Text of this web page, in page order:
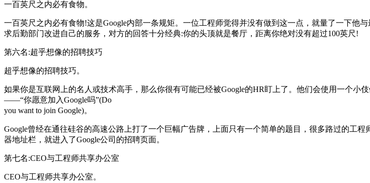
一百英尺之内必有食物。
一百英尺之内必有食物!这是Google内部一条规矩。一位工程师觉得并没有做到这一点，就量了一下他
求后勤部门改进自己的服务，对方的回答十分经典:你的头顶就是餐厅，距离你绝对没有超过100英尺!
第六名:超乎想像的招聘技巧
超乎想像的招聘技巧。
如果你是互联网上的名人或技术高手，那么你很有可能已经被Google的HR盯上了。他们会使用一个小
――“你愿意加入Google吗”(Do
you want to join Google)。
Google曾经在通往硅谷的高速公路上打了一个巨幅广告牌，上面只有一个简单的题目，很多路过的工
器地址栏，就进入了Google公司的招聘页面。
第七名:CEO与工程师共享办公室
CEO与工程师共享办公室。